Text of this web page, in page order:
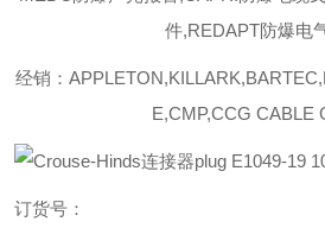
件,REDAPT防爆电
经销：
E,CMP,CCG CABLE
订货号：